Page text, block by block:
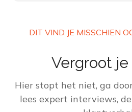
DIT VIND JE MISSCHIEN
Vergroot je
Hier stopt het niet, ga
lees expert interviews,